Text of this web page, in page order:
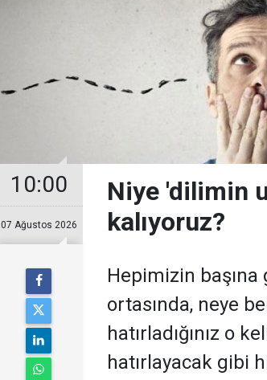
10:00
07 Ağustos 2026
Niye 'dilimin
kalıyoruz?
Hepimizin başına
ortasında, neye
hatırladığınız o
hatırlayacak gibi